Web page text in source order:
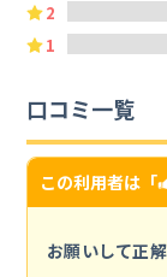
2
1
口コミ一覧
この利用者は「
お願いして正